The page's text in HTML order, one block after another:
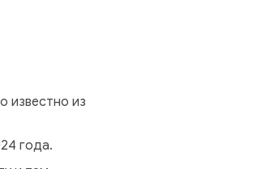
известно из
года.